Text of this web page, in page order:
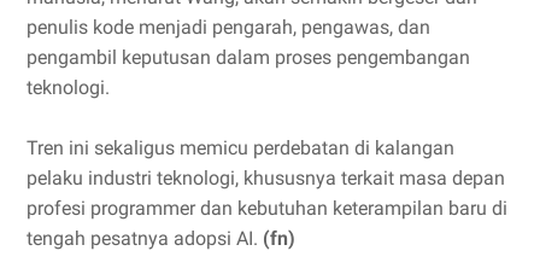
penulis kode menjadi pengarah, pengawas, dan
pengambil keputusan dalam proses pengembangan
teknologi.
Tren ini sekaligus memicu perdebatan di kalangan
pelaku industri teknologi, khususnya terkait masa depan
profesi programmer dan kebutuhan keterampilan baru di
tengah pesatnya adopsi AI. (fn)